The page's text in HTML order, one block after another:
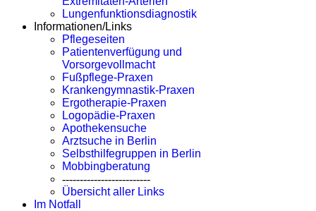
Lungenfunktionsdiagnostik
Informationen/Links
Pflegeseiten
Patientenverfügung und
Vorsorgevollmacht
Fußpflege-Praxen
Krankengymnastik-Praxen
Ergotherapie-Praxen
Logopädie-Praxen
Apothekensuche
Arztsuche in Berlin
Selbsthilfegruppen in Berlin
Mobbingberatung
-------------------------
Übersicht aller Links
Im Notfall